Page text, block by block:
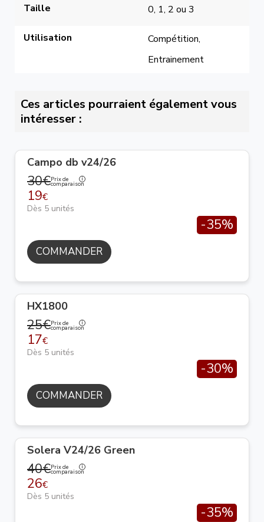
Taille 0, 1, 2 ou 3
Utilisation
Compétition,
Entrainement
Ces articles pourraient également vous
intéresser :
Campo db v24/26
30€Prix de
comparaison
19€
Dès 5 unités
-35%
COMMANDER
HX1800
25€Prix de
comparaison
17€
Dès 5 unités
-30%
COMMANDER
Solera V24/26 Green
40€Prix de
comparaison
26€
Dès 5 unités
-35%